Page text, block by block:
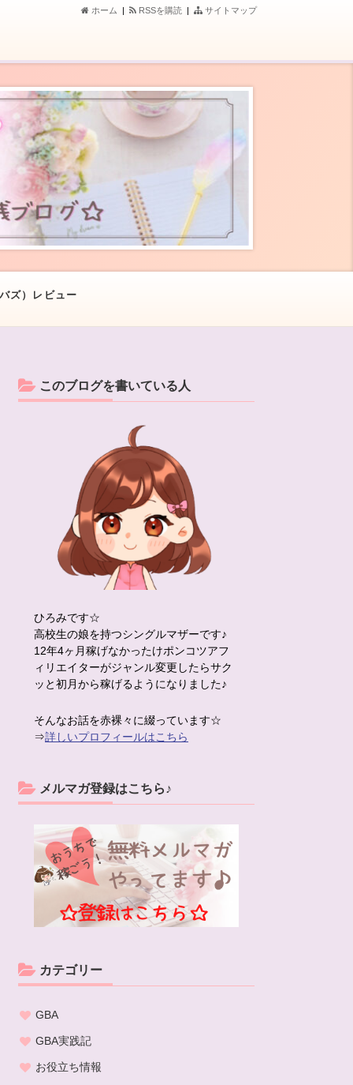
サイトマップ
RSSを購読 |
ホーム |
ズ）レビュー
このブログを書いている人
ひろみです☆
高校生の娘を持つシングルマザーです♪
12年4ヶ月稼げなかったけポンコツアフ
ィリエイターがジャンル変更したらサク
ッと初月から稼げるようになりました♪
そんなお話を赤裸々に綴っています☆
⇒詳しいプロフィールはこちら
メルマガ登録はこちら♪
カテゴリー
GBA
GBA実践記
お役立ち情報